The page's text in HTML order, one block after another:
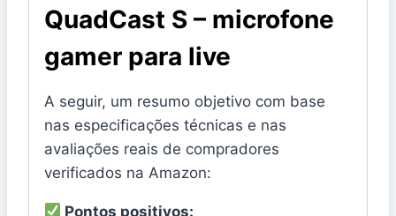
QuadCast S – microfone
gamer para live
A seguir, um resumo objetivo com base
nas especificações técnicas e nas
avaliações reais de compradores
verificados na Amazon:
Pontos positivos: